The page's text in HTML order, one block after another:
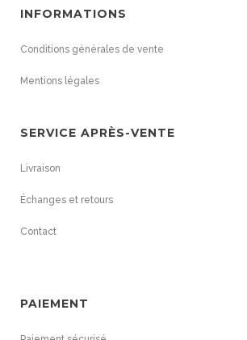
INFORMATIONS
Conditions générales de vente
Mentions légales
SERVICE APRÈS-VENTE
Livraison
Échanges et retours
Contact
PAIEMENT